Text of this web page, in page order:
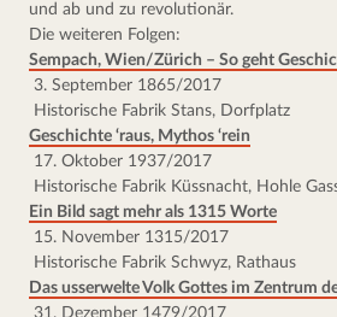
und ab und zu revolutionär.
Die weiteren Folgen:
Sempach, Wien/Zürich – So geht
3. September 1865/2017
Historische Fabrik Stans, Dorfplatz
Geschichte ‘raus, Mythos ‘rein
17. Oktober 1937/2017
Historische Fabrik Küssnacht, Hohle
Ein Bild sagt mehr als 1315 Worte
15. November 1315/2017
Historische Fabrik Schwyz, Rathaus
Das usserwelte Volk Gottes im Zentrum